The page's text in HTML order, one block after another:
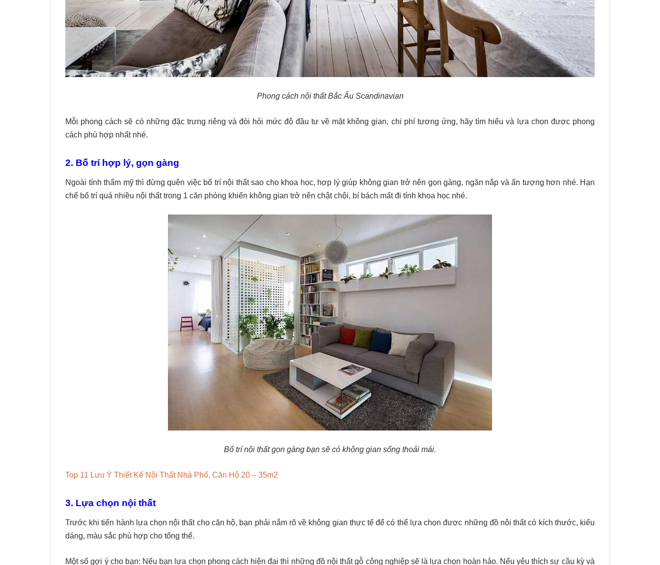
Phong cách nội thất Bắc Âu Scandinavian
Mỗi phong cách sẽ có những đặc trưng riêng và đòi hỏi mức độ đầu tư về mặt không gian, chi phí tương ứng, hãy tìm hiểu và lựa chọn được phong
cách phù hợp nhất nhé.
2. Bố trí hợp lý, gọn gàng
Ngoài tính thẩm mỹ thì đừng quên việc bố trí nội thất sao cho khoa học, hợp lý giúp không gian trở nên gọn gàng, ngăn nắp và ấn tượng hơn nhé. Hạn
chế bố trí quá nhiều nội thất trong 1 căn phòng khiến không gian trở nên chật chội, bí bách mất đi tính khoa học nhé.
Bố trí nội thất gọn gàng bạn sẽ có không gian sống thoải mái.
Top 11 Lưu Ý Thiết Kế Nội Thất Nhà Phố, Căn Hộ 20 – 35m2
3. Lựa chọn nội thất
Trước khi tiến hành lựa chọn nội thất cho căn hộ, bạn phải nắm rõ về không gian thực tế để có thể lựa chọn được những đồ nội thất có kích thước, kiểu
dáng, màu sắc phù hợp cho tổng thể.
Một số gợi ý cho bạn: Nếu bạn lựa chọn phong cách hiện đại thì những đồ nội thất gỗ công nghiệp sẽ là lựa chọn hoàn hảo. Nếu yêu thích sự cầu kỳ và